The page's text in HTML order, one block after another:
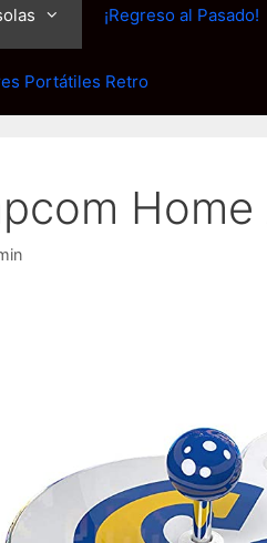
¡Regreso al Pasado!
Portátiles Retro
Home